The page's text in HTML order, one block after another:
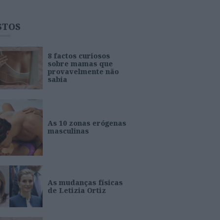
8 factos curiosos
sobre mamas que
provavelmente não
sabia
As 10 zonas erógenas
masculinas
As mudanças físicas
de Letizia Ortiz